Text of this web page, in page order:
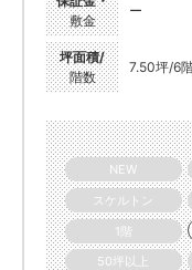
敷金
ー
坪面積/
階数
7.50坪/6
NEW
スケルトン
1階
50坪以上